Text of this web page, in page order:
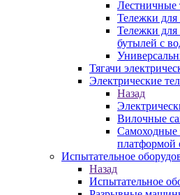
Лестничные
Тележки для
Тележки для
бутылей с
Тягачи
Электрические
Назад
Вилочные
Самоходные
платформой
Испытательное
Назад
Испытательное